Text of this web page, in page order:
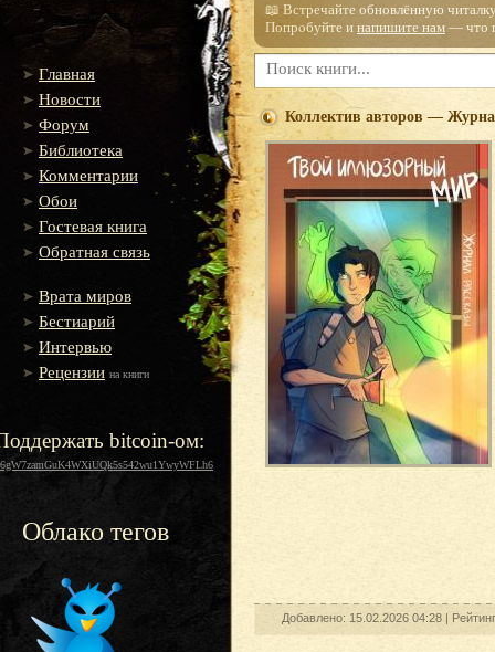
Главная
Новости
Форум
Библиотека
Комментарии
Обои
Гостевая книга
Обратная связь
Врата миров
Бестиарий
Интервью
Рецензии на книги
bitcoin-ом:
Облако тегов
📖 Встречайте обновлённую
Попробуйте и напишите нам — что
Коллектив авторов —
Добавлено: 15.02.2026 04:28 |